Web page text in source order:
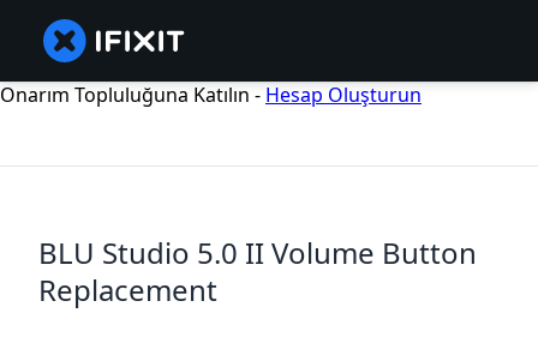
Onarım Topluluğuna Katılın - Hesap Oluşturun
BLU Studio 5.0 II Volume Button
Replacement